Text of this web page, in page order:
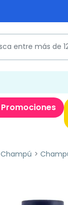
Promociones
Champú